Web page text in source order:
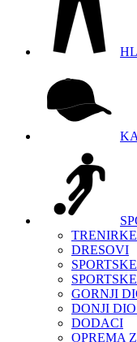
TRENIRKE
DRESOVI
GORNJI
DONJI
DODACI
OPREMA